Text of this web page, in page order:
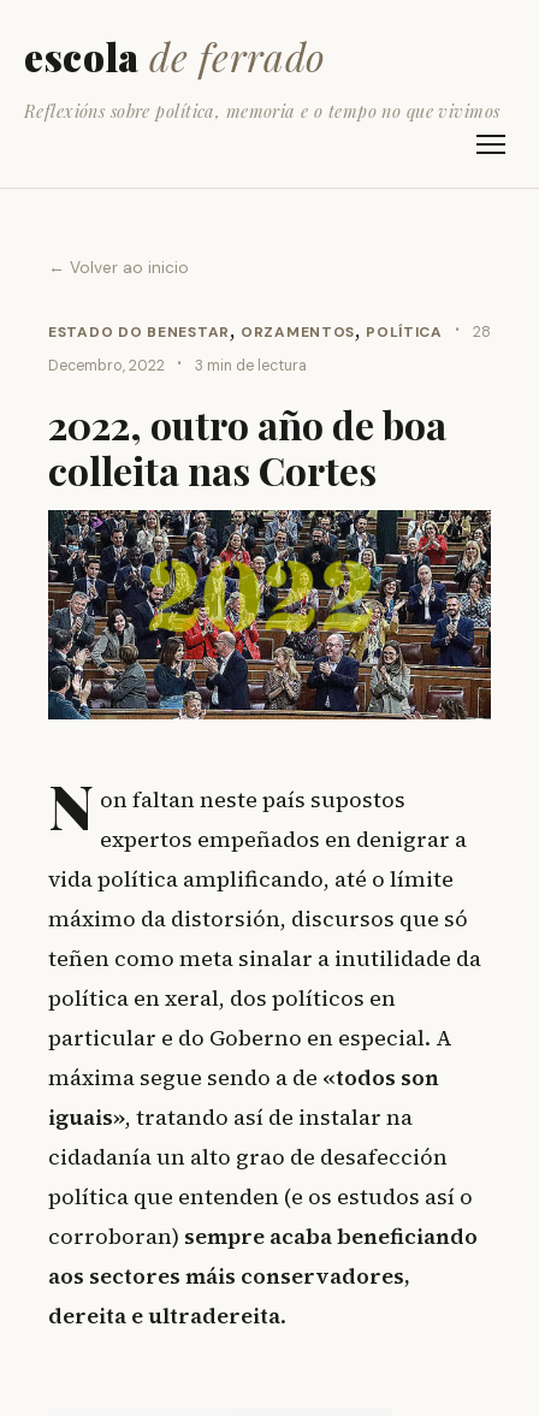
escola de ferrado
Reflexións sobre política, memoria e o tempo no que vivimos
← Volver ao inicio
ESTADO DO BENESTAR, ORZAMENTOS, POLÍTICA ·
28
Decembro, 2022
· 3 min de lectura
2022, outro año de boa
colleita nas Cortes
N on faltan neste país supostos
expertos empeñados en denigrar a
vida política amplificando, até o límite
máximo da distorsión, discursos que só
teñen como meta sinalar a inutilidade da
política en xeral, dos políticos en
particular e do Goberno en especial. A
máxima segue sendo a de «todos son
iguais», tratando así de instalar na
cidadanía un alto grao de desafección
política que entenden (e os estudos así o
corroboran) sempre acaba beneficiando
aos sectores máis conservadores,
dereita e ultradereita.